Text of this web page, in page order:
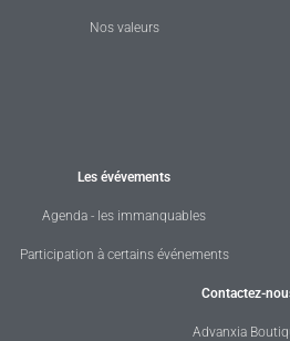
Nos valeurs
Les évévements
Agenda - les immanquables
Participation à certains événements
Contactez-
Advanxia